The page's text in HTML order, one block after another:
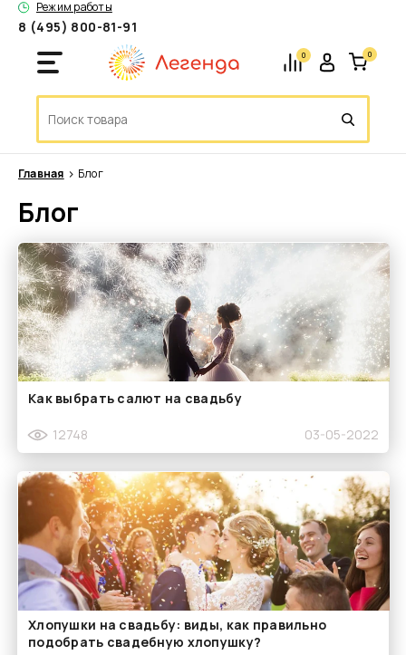
Режим работы
8 (495) 800-81-91
0 0
Главная Блог
Блог
Как выбрать салют на свадьбу
12748 03-05-2022
Хлопушки на свадьбу: виды, как правильно
подобрать свадебную хлопушку?